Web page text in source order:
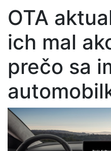
OTA
ich mal
prečo sa